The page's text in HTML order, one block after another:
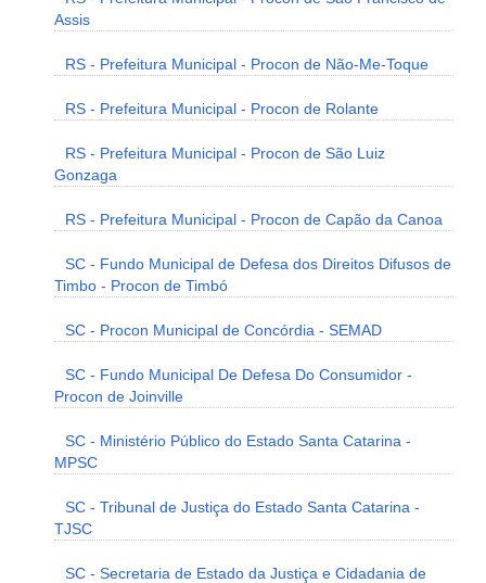
Assis
RS - Prefeitura Municipal - Procon de Não-Me-Toque
RS - Prefeitura Municipal - Procon de Rolante
RS - Prefeitura Municipal - Procon de São Luiz
Gonzaga
RS - Prefeitura Municipal - Procon de Capão da Canoa
SC - Fundo Municipal de Defesa dos Direitos Difusos de
Timbo - Procon de Timbó
SC - Procon Municipal de Concórdia - SEMAD
SC - Fundo Municipal De Defesa Do Consumidor -
Procon de Joinville
SC - Ministério Público do Estado Santa Catarina -
MPSC
SC - Tribunal de Justiça do Estado Santa Catarina -
TJSC
SC - Secretaria de Estado da Justiça e Cidadania de